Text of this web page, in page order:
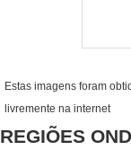
Estas imagens foram
livremente na internet
REGIÕES